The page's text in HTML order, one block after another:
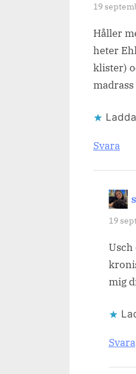
19
Håller
heter
klister)
Svara
19
Usch
mig
Svara